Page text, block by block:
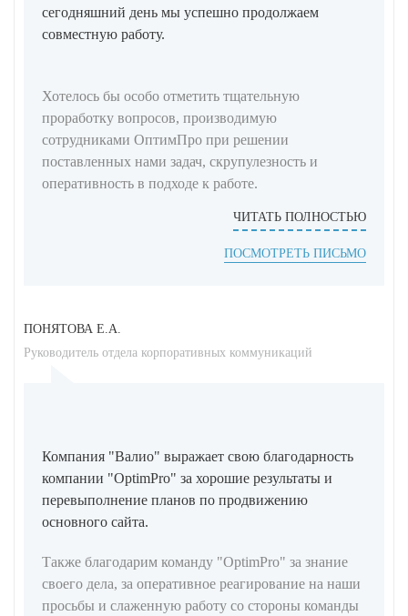
ПОСМОТРЕТЬ ПИСЬМО
сегодняшний день мы успешно продолжаем
совместную работу.
Хотелось бы особо отметить тщательную
проработку вопросов, производимую
сотрудниками ОптимПро при решении
поставленных нами задач, скрупулезность и
оперативность в подходе к работе.
ЧИТАТЬ ПОЛНОСТЬЮ
ПОНЯТОВА Е.А.
Руководитель отдела корпоративных коммуникаций
Компания "Валио" выражает свою благодарность
компании "OptimPro" за хорошие результаты и
перевыполнение планов по продвижению
основного сайта.
Также благодарим команду "OptimPro" за знание
своего дела, за оперативное реагирование на наши
просьбы и слаженную работу со стороны команды